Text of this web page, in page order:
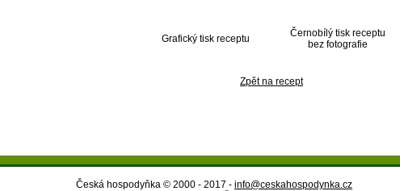
Grafický tisk receptu
Černobílý tisk receptu
bez fotografie
Zpět na recept
Česká hospodyňka © 2000 - 2017 - info@ceskahospodynka.cz